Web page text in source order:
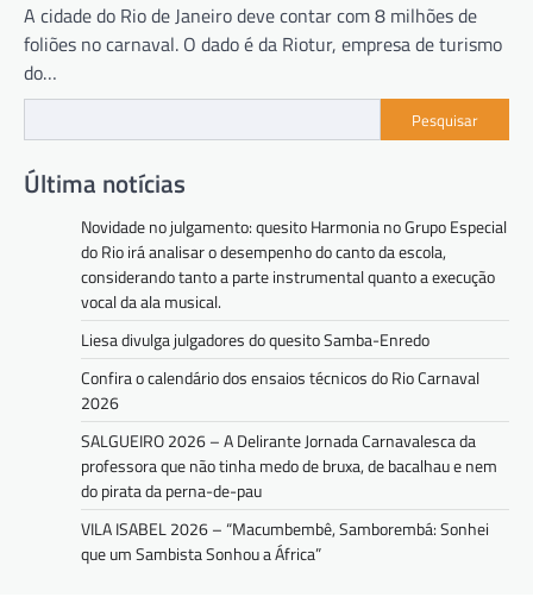
A cidade do Rio de Janeiro deve contar com 8 milhões de
foliões no carnaval. O dado é da Riotur, empresa de turismo
do…
Pesquisar
Última notícias
Novidade no julgamento: quesito Harmonia no Grupo Especial
do Rio irá analisar o desempenho do canto da escola,
considerando tanto a parte instrumental quanto a execução
vocal da ala musical.
Liesa divulga julgadores do quesito Samba-Enredo
Confira o calendário dos ensaios técnicos do Rio Carnaval
2026
SALGUEIRO 2026 – A Delirante Jornada Carnavalesca da
professora que não tinha medo de bruxa, de bacalhau e nem
do pirata da perna-de-pau
VILA ISABEL 2026 – “Macumbembê, Samborembá: Sonhei
que um Sambista Sonhou a África”